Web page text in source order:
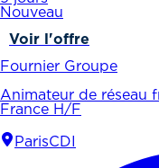
Nouveau
Voir l'offre
Fournier Groupe
Animateur de réseau
France H/F
ParisCDI